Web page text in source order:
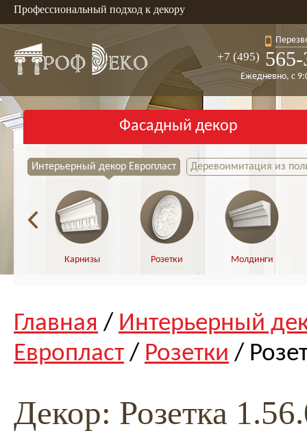
Профессиональный подход к декору
+7 (495)
Ежедневно, с
Фасадный декор
Интерьерный декор Европласт Деревоимитация из
Карнизы Розетки Молдинги
Главная / Интерьерный
Европласт / Розетки /
Декор: Розетка